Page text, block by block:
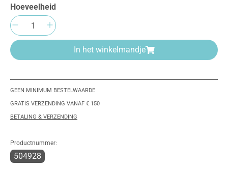
Hoeveelheid
Producthoeveelheid: Voer de gewenste
In het winkelmandje
GEEN MINIMUM BESTELWAARDE
GRATIS VERZENDING VANAF € 150
BETALING & VERZENDING
Productnummer:
504928